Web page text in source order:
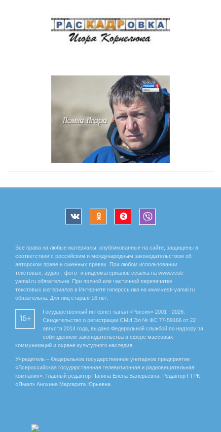
Все права на любые материалы, опубликованные на сайте, защищены в
соответствии с российским и международным законодательством об
авторском праве и смежных правах. При любом использовании
текстовых, аудио-, фото- и видеоматериалов ссылка на www.vesti-
yamal.ru обязательна. При полной или частичной перепечатке
текстовых материалов в Интернете гиперссылка на www.vesti-yamal.ru
обязательна. Для лиц старше 16 лет.
16+
Государственный интернет-канал «Россия» 2001 - 2026.
Свидетельство о регистрации СМИ Эл № ФС 77-59166 от 22
августа 2014 года, выдано Федеральной службой по надзору за
соблюдением законодательства в сфере массовых
коммуникаций и охране культурного наследия.
Учредитель – Федеральное государственное унитарное предприятие
«Всероссийская государственная телевизионная и радиовещательная
компания». Главный редактор Панина Елена Валерьевна. Редактор ГТРК
«Ямал» Анохина Маргарита Юрьевна.